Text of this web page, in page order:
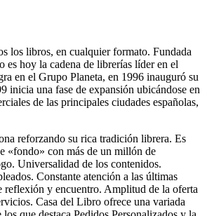
los libros, en cualquier formato. Fundada
es hoy la cadena de librerías líder en el
en el Grupo Planeta, en 1996 inauguró su
inicia una fase de expansión ubicándose en
de las principales ciudades españolas,
reforzando su rica tradición librera. Es
«fondo» con más de un millón de
Universalidad de los contenidos.
Constante atención a las últimas
reflexión y encuentro. Amplitud de la oferta
Casa del Libro ofrece una variada